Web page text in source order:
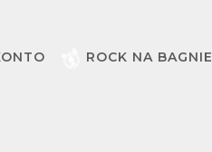
ROCK NA BAGNIE